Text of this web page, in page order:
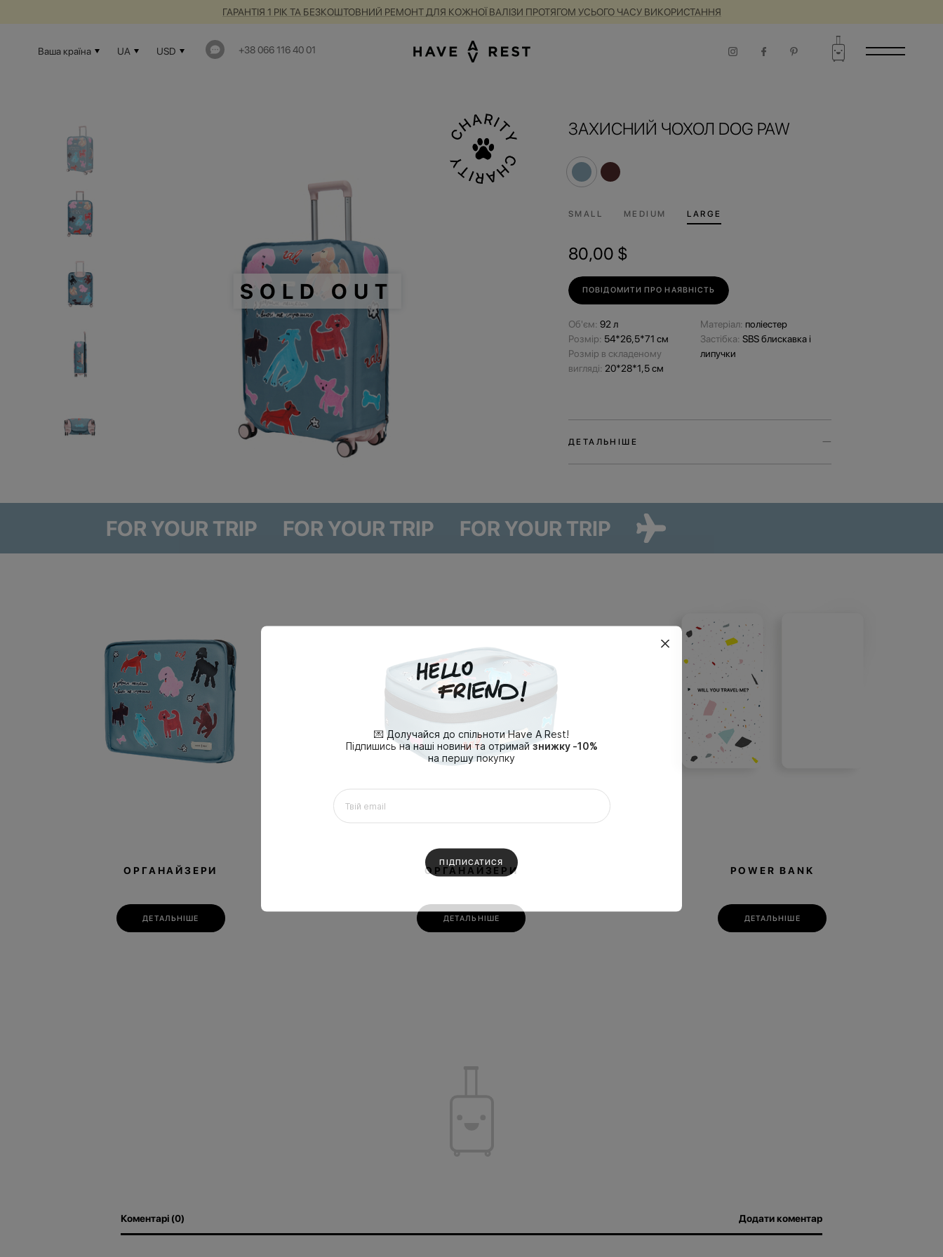
ГАРАНТІЯ 1 РІК ТА БЕЗКОШТОВНИЙ РЕМОНТ ДЛЯ КОЖНОЇ ВАЛІЗИ ПРОТЯГОМ УСЬОГО ЧАСУ ВИКОРИСТАННЯ
Ваша країна UA USD +38 066 116 40 01
SOLD OUT
ЗАХИСНИЙ ЧОХОЛ DOG PAW
SMALL MEDIUM LARGE
80,00 $
ПОВІДОМИТИ ПРО НАЯВНІСТЬ
Об'єм: 92 л
Розмір: 54*26,5*71 см
Розмір в складеному
вигляді: 20*28*1,5 см
Матеріал: поліестер
Застібка: SBS блискавка і
липучки
ДЕТАЛЬНІШЕ
Dog Paw — ілюстрації до яких створила художниця Ірина
Максимова.
Чохол надійно захистить валізу від пилу, бруду та подряпин
Лінійка Paw Story має благодійну складову — купуючи
товари, ви долучаєтесь до доброї справи. 10% від продажів
ми передамо на потреби притулку в Гостомелі.
FOR YOUR TRIP FOR YOUR TRIP FOR YOUR TRIP
ОРГАНАЙЗЕРИ
ДЕТАЛЬНІШЕ
ОРГАНАЙЗЕРИ
ДЕТАЛЬНІШЕ
POWER BANK
ДЕТАЛЬНІШЕ
Коментарі (0) Додати коментар
💌 Долучайся до спільноти Have A Rest!
Підпишись на наші новини та отримайзнижку -10%
на першу покупку